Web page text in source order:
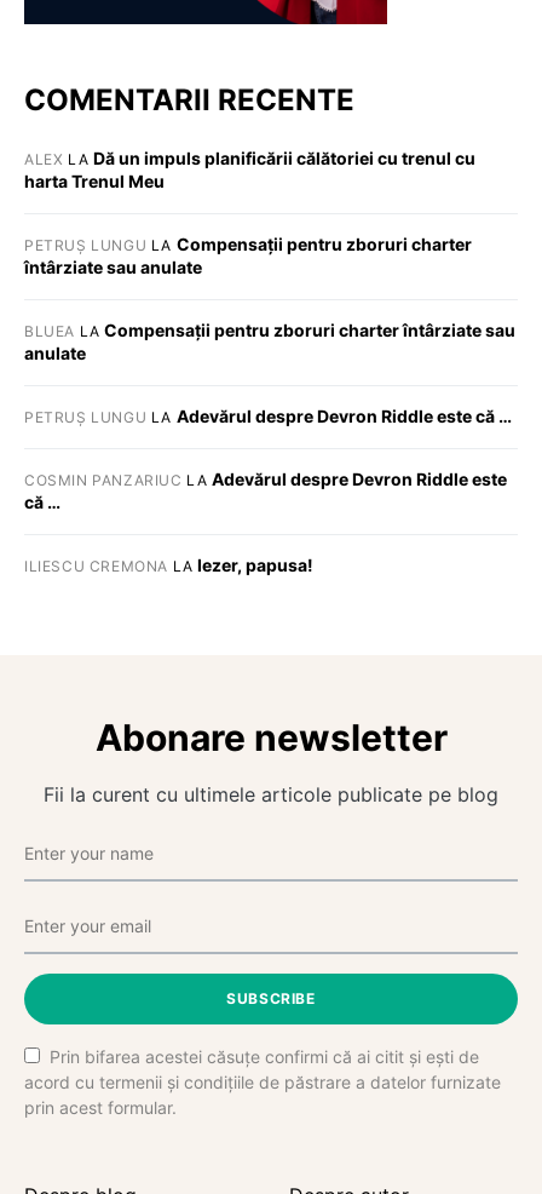
COMENTARII RECENTE
ALEX LA Dă un impuls planificării călătoriei cu trenul cu
harta Trenul Meu
PETRUȘ LUNGU LA Compensații pentru zboruri charter
întârziate sau anulate
BLUEA LACompensații pentru zboruri charter întârziate sau
anulate
PETRUȘ LUNGU LA Adevărul despre Devron Riddle este că …
COSMIN PANZARIUC LA Adevărul despre Devron Riddle este
că …
ILIESCU CREMONA LA Iezer, papusa!
Abonare newsletter
Fii la curent cu ultimele articole publicate pe blog
SUBSCRIBE
Prin bifarea acestei căsuțe confirmi că ai citit și ești de
acord cu termenii și condițiile de păstrare a datelor furnizate
prin acest formular.